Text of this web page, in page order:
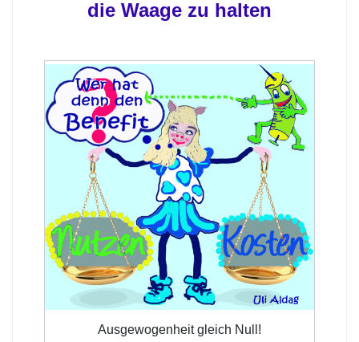
die Waage zu halten
Ausgewogenheit gleich Null!